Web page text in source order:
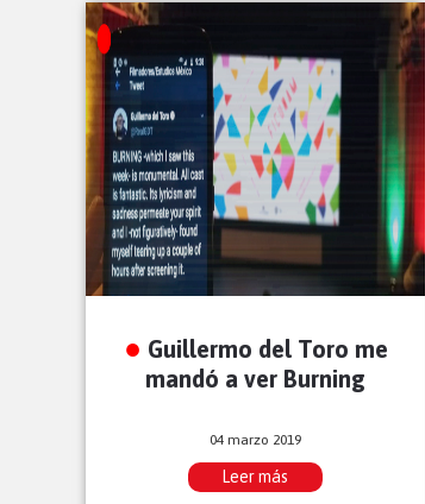
Guillermo del Toro me
mandó a ver Burning
04 marzo 2019
Leer más